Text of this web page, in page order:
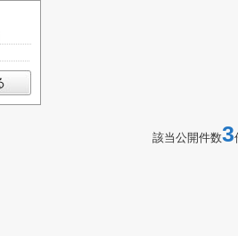
該当公開件数3